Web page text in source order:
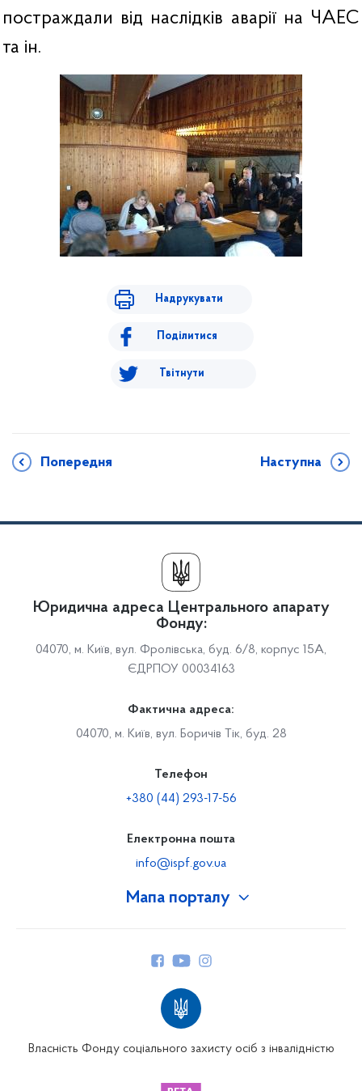
постраждали від наслідків аварії на ЧАЕС
та ін.
Надрукувати
Поділитися
Твітнути
Попередня Наступна
Мапа порталу
Юридична адреса Центрального апарату
Фонду:
04070, м. Київ, вул. Фролівська, буд. 6/8, корпус 15А,
ЄДРПОУ 00034163
Фактична адреса:
04070, м. Київ, вул. Боричів Тік, буд. 28
Телефон
+380 (44) 293-17-56
Електронна пошта
info@ispf.gov.ua
Власність Фонду соціального захисту осіб з інвалідністю